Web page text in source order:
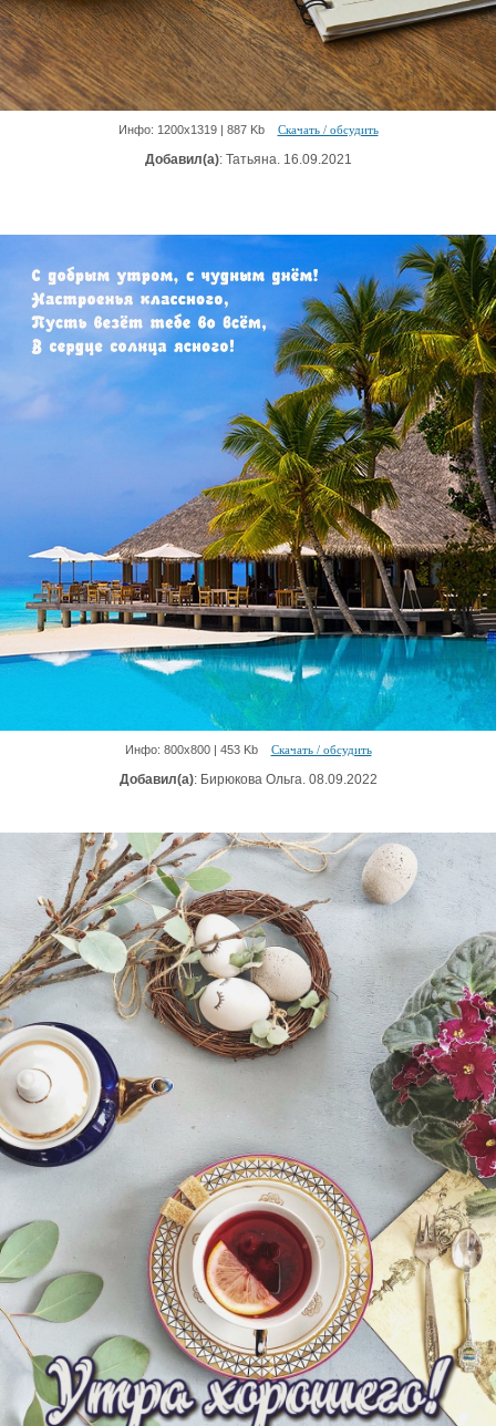
Инфо: 1200х1319 | 887 Kb Скачать / обсудить
Добавил(а): Татьяна. 16.09.2021
Инфо: 800х800 | 453 Kb Скачать / обсудить
Добавил(а): Бирюкова Ольга. 08.09.2022